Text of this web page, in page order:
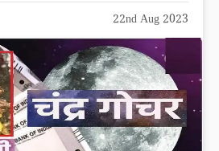
22nd Aug 2023